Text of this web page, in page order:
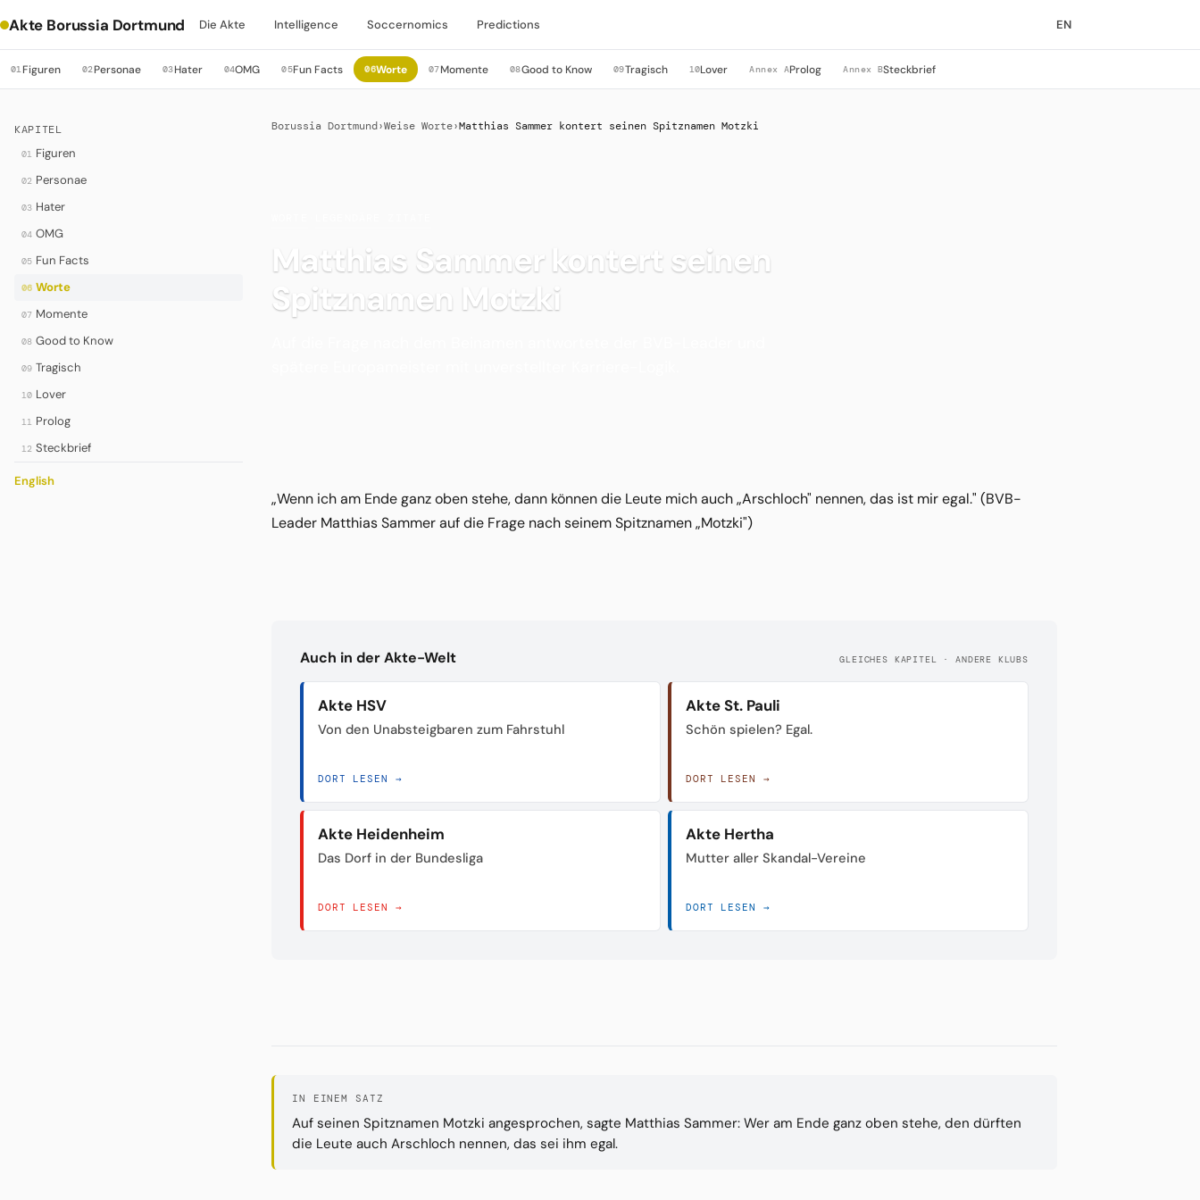
Akte Borussia Dortmund Die Akte Intelligence Soccernomics Predictions EN
01Figuren 02Personae 03Hater 04OMG 05Fun Facts 06Worte 07Momente 08Good to Know 09Tragisch 10Lover Annex AProlog Annex BSteckbrief
KAPITEL
01 Figuren
02 Personae
03 Hater
04 OMG
05 Fun Facts
06 Worte
07 Momente
08 Good to Know
09 Tragisch
10 Lover
11 Prolog
12 Steckbrief
English
Borussia Dortmund›Weise Worte›Matthias Sammer kontert seinen Spitznamen Motzki
Matthias Sammer kontert seinen
Spitznamen Motzki
„Wenn ich am Ende ganz oben stehe, dann können die Leute mich auch „Arschloch" nennen, das ist mir egal." (BVB-
Leader Matthias Sammer auf die Frage nach seinem Spitznamen „Motzki")
Auch in der Akte-Welt GLEICHES KAPITEL · ANDERE KLUBS
Akte HSV
Von den Unabsteigbaren zum Fahrstuhl
DORT LESEN →
Akte St. Pauli
Schön spielen? Egal.
DORT LESEN →
Akte Heidenheim
Das Dorf in der Bundesliga
DORT LESEN →
Akte Hertha
Mutter aller Skandal-Vereine
DORT LESEN →
IN EINEM SATZ
Auf seinen Spitznamen Motzki angesprochen, sagte Matthias Sammer: Wer am Ende ganz oben stehe, den dürften
die Leute auch Arschloch nennen, das sei ihm egal.